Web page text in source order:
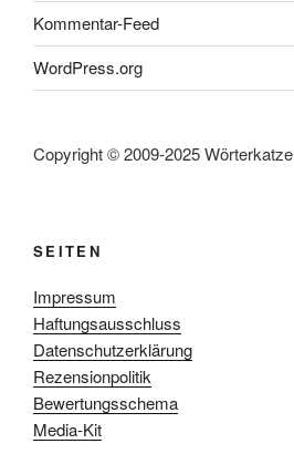
Kommentar-Feed
WordPress.org
Copyright © 2009-2025 Wörterkatze
SEITEN
Impressum
Haftungsausschluss
Datenschutzerklärung
Rezensionpolitik
Bewertungsschema
Media-Kit